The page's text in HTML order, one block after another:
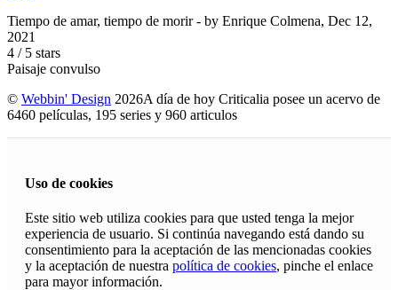
Tiempo de amar, tiempo de morir- by Enrique Colmena, Dec 12,
2021
4 / 5 stars
Paisaje convulso
© Webbin' Design 2026A día de hoy Criticalia posee un acervo de
6460 películas, 195 series y 960 articulos
Uso de cookies
Este sitio web utiliza cookies para que usted tenga la mejor
experiencia de usuario. Si continúa navegando está dando su
consentimiento para la aceptación de las mencionadas cookies
y la aceptación de nuestra política de cookies, pinche el enlace
para mayor información.